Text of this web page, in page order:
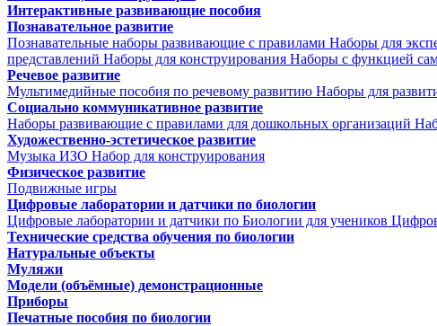
Интерактивные развивающие пособия
Познавательное развитие
Познавательные наборы развивающие с правилами Наборы для
представлений Наборы для конструирования Наборы с функцией
Речевое развитие
Мультимедийные пособия по речевому развитию Наборы для
Социально коммуникативное развитие
Наборы развивающие с правилами для дошкольных организаций
Художественно-эстетическое развитие
Музыка ИЗО Набор для конструирования
Физическое развитие
Подвижные игры
Цифровые лаборатории и датчики по биологии
Цифровые лаборатории и датчики по Биологии для учеников
Технические средства обучения по биологии
Натуральные объекты
Муляжи
Модели (объёмные) демонстрационные
Приборы
Печатные пособия по биологии